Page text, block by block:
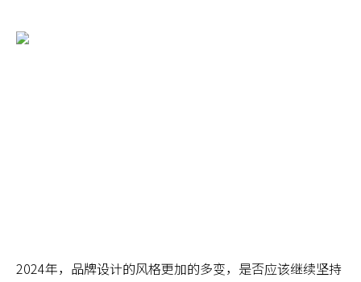
2024年，品牌设计的风格更加的多变，是否应该继续坚持